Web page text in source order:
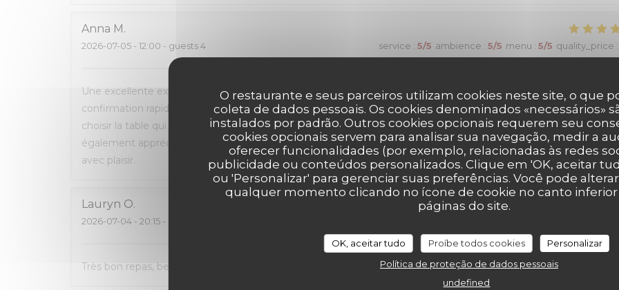
O restaurante e seus parceiros utilizam cookies neste site, o que
coleta de dados pessoais. Os cookies denominados «necessários»
instalados por padrão. Outros cookies opcionais requerem seu
cookies opcionais servem para analisar sua navegação, medir a
oferecer funcionalidades (por exemplo, relacionadas às redes
publicidade ou conteúdos personalizados. Clique em 'OK, aceitar
ou 'Personalizar' para gerenciar suas preferências. Você pode
qualquer momento clicando no ícone de cookie no canto
páginas do site.
OK, aceitar tudo Proíbe todos cookies
Personalizar
Política de proteção de dados pessoais
undefined
Anna M
2026-07-05 - 12:00 - guests 4 service : 5/5 ambience : 5/5 menu : 5/5 quality_price :
Une excellente expérience du début à la fin. La réservation en ligne était très simple et fluide, avec une
confirmation rapide par e-mail et SMS. L’accueil était chaleureux et le personnel très à l’écoute. Nous avons pu
choisir la table qui nous convenait le mieux. Les burgers étaient excellents et le service impeccable. Nous avons
également apprécié de pouvoir emporter ce qui n’avait pas été terminé. Une adresse que nous
avec plaisir.
Lauryn O
2026-07-04 - 20:15 - guests 2
Très bon repas, beau cadre, carte avec pas mal de choix. Mais un peu d’attente pour le service des plats